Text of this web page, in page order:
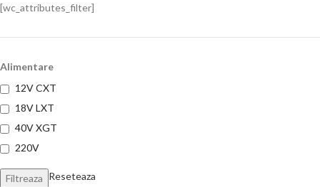
[wc_attributes_filter]
Alimentare
12V CXT
18V LXT
40V XGT
220V
Filtreaza Reseteaza